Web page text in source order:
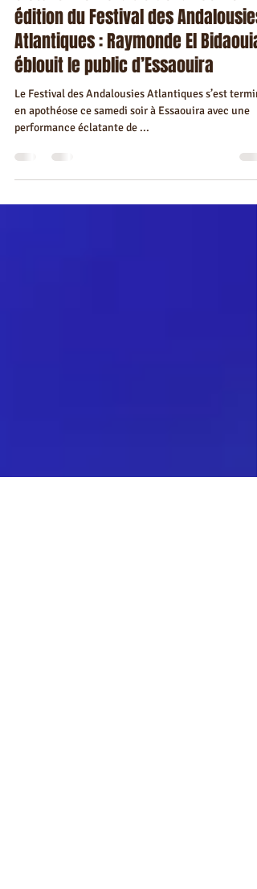
Visa Essaouira
3 nov. 2024
2 min de lecture
Clôture mémorable de la 19ème
édition du Festival des Andalousies
Atlantiques : Raymonde El Bidaouia
éblouit le public d’Essaouira
en apothéose ce samedi soir à Essaouira avec une